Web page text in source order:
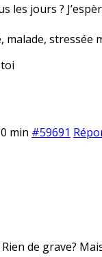
les jours ?
malade, stressée
min #59691
Rien de grave?